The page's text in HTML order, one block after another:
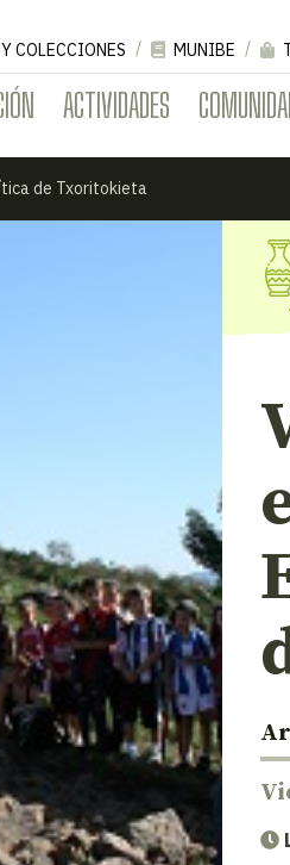
ACTIVIDADES
COLECCIONES MUNIBE
de Txoritokieta